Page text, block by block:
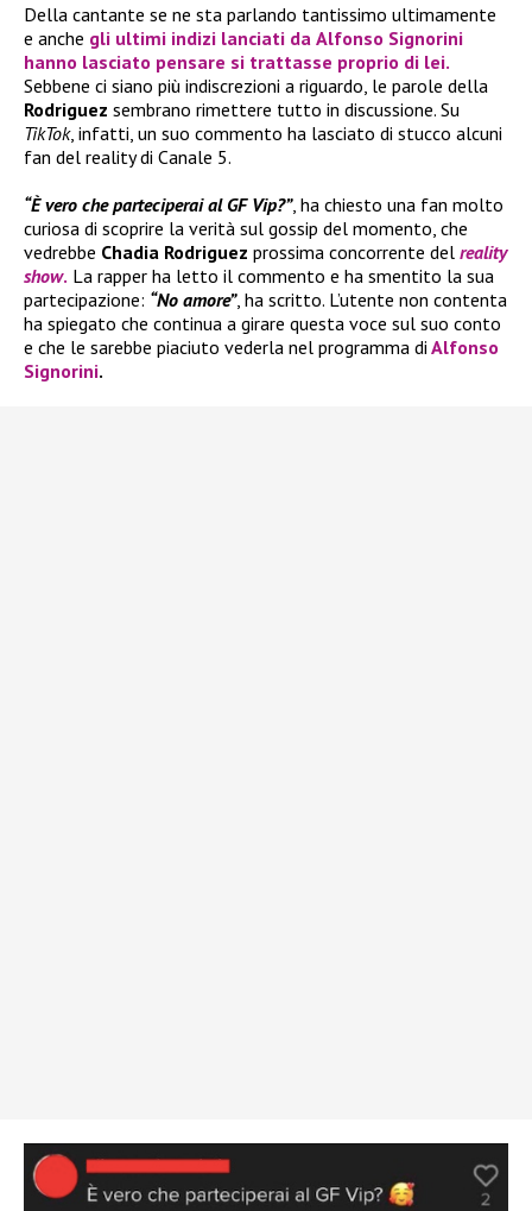
Della cantante se ne sta parlando tantissimo ultimamente
e anche gli ultimi indizi lanciati da Alfonso Signorini
hanno lasciato pensare si trattasse proprio di lei.
Sebbene ci siano più indiscrezioni a riguardo, le parole della
Rodriguez sembrano rimettere tutto in discussione. Su
TikTok, infatti, un suo commento ha lasciato di stucco alcuni
fan del reality di Canale 5.
“È vero che parteciperai al GF Vip?”, ha chiesto una fan molto
curiosa di scoprire la verità sul gossip del momento, che
vedrebbe Chadia Rodriguez prossima concorrente del reality
show. La rapper ha letto il commento e ha smentito la sua
partecipazione: “No amore”, ha scritto. L’utente non contenta
ha spiegato che continua a girare questa voce sul suo conto
e che le sarebbe piaciuto vederla nel programma di Alfonso
Signorini.